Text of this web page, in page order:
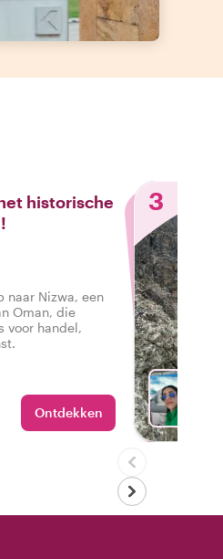
historische
naar Nizwa, een
Oman, die
voor handel,
Ontdekken
3